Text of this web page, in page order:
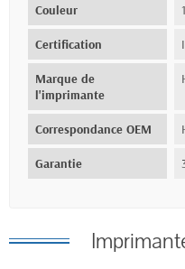
Couleur
Certification
Marque de
l'imprimante
Correspondance OEM
Garantie